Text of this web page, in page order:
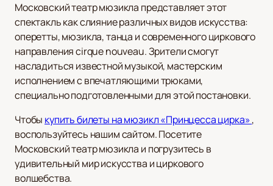
Московский театр мюзикла представляет этот
спектакль как слияние различных видов искусства:
оперетты, мюзикла, танца и современного циркового
направления cirque nouveau. Зрители смогут
насладиться известной музыкой, мастерским
исполнением с впечатляющими трюками,
специально подготовленными для этой постановки.
Чтобы купить билеты на мюзикл «Принцесса цирка»,
воспользуйтесь нашим сайтом. Посетите
Московский театр мюзикла и погрузитесь в
удивительный мир искусства и циркового
волшебства.